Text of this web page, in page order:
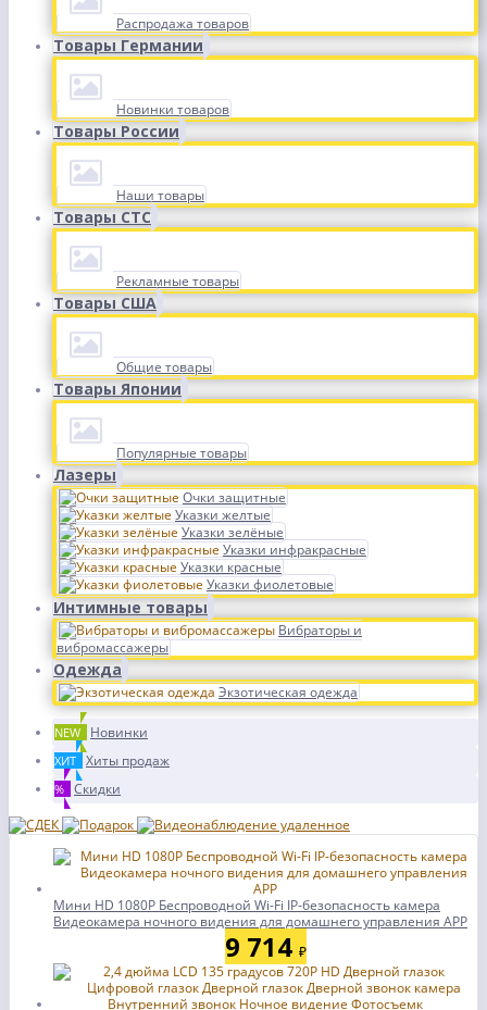
Распродажа товаров
Товары Германии
Новинки товаров
Товары России
Наши товары
Товары СТС
Рекламные товары
Товары США
Общие товары
Товары Японии
Популярные товары
Лазеры
Очки защитные
Указки желтые
Указки зелёные
Указки инфракрасные
Указки красные
Указки фиолетовые
Интимные товары
Вибраторы и
вибромассажеры
Одежда
Экзотическая одежда
NEW Новинки
ХИТ Хиты продаж
% Скидки
Мини HD 1080P Беспроводной Wi-Fi IP-безопасность камера
Видеокамера ночного видения для домашнего управления APP
9 714 ₽